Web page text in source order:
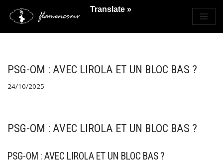
Saltar
PSG-OM : AVEC LIROLA ET UN BLOC BAS ?
24/10/2025
PSG-OM : AVEC LIROLA ET UN BLOC BAS ?
PSG-OM : AVEC LIROLA ET UN BLOC BAS ?
Translate »